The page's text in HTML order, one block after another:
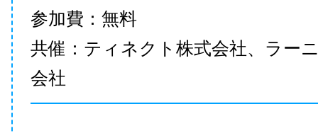
参加費：無料
共催：ティネクト株式会社、ラー
会社